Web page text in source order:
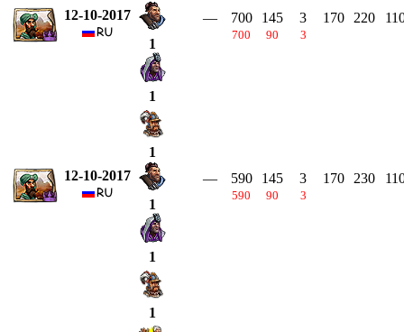
12-10-2017
1
1
— 700
700
145
90
3
3
170 220
12-10-2017
1
1
1
— 590
590
145
90
3
3
170 230
1